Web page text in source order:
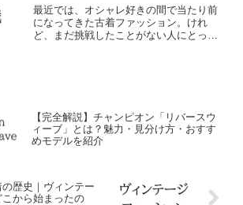
最近では、オシャレ好きの間で当たり前
になってきた古着ファッション。けれ
ど、まだ挑戦したことがない人にとって
【完全解説】チャンピオン「リバースウ
ィーブ」とは？魅力・見分け方・おすす
めモデルを紹介
の歴史｜ヴィンテー
から始まったの